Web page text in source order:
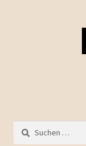
Suchen
nach: